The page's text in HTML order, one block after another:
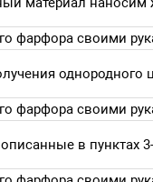
однородного
в пунктах